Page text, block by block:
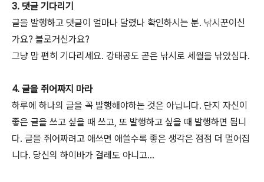
3. 댓글 기다리기
글을 발행하고 댓글이 얼마나 달렸나 확인하시는 분. 낚시꾼이신
가요? 블로거신가요?
그냥 맘 편히 기다리세요. 강태공도 곧은 낚시로 세월을 낚았심다.
4. 글을 쥐어짜지 마라
하루에 하나의 글을 꼭 발행해야하는 것은 아닙니다. 단지 자신이
좋은 글을 쓰고 싶을 때 쓰고, 또 발행하고 싶을 때 발행하면 됩니
다. 글을 쥐어짜려고 애쓰면 애쓸수록 좋은 생각은 점점 더 멀어집
니다. 당신의 하이바가 걸레도 아니고...